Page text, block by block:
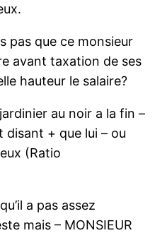
pas que ce monsieur
avant taxation de ses
hauteur le salaire?
au noir a la fin –
disant + que lui – ou
(Ratio
a pas assez
mais – MONSIEUR